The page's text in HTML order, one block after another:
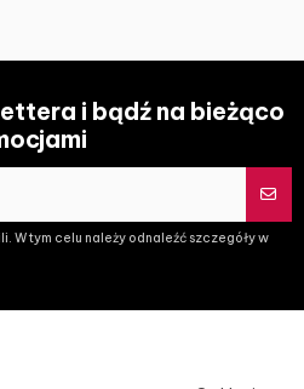
i bądź na bieżąco
W tym celu należy odnaleźć szczegóły w